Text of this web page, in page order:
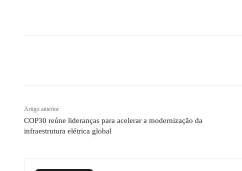
Artigo anterior
COP30 reúne lideranças para acelerar a modernização da
infraestrutura elétrica global